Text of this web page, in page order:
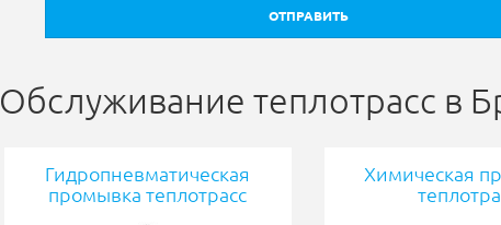
ОТПРАВИТЬ
Обслуживание теплотрасс в
Гидропневматическая
промывка теплотрасс
Химическая